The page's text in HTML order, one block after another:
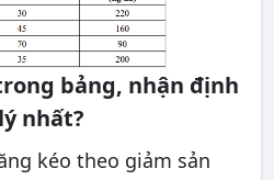
bảng, nhận định
nhất?
kéo theo giảm sản